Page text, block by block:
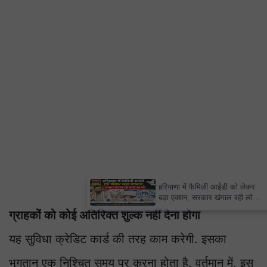
ग्राहकों को कोई अतिरिक्त शुल्क नहीं देना होगा
यह सुविधा क्रेडिट कार्ड की तरह काम करेगी. इसका
भुगतान एक निश्चित समय पर करना होता है. वर्तमान में, इस
×
हरियाणा में फैमिली आईडी को लेकर
बड़ा एक्शन, सरकार खंगाल रही लोगों
का डेटा